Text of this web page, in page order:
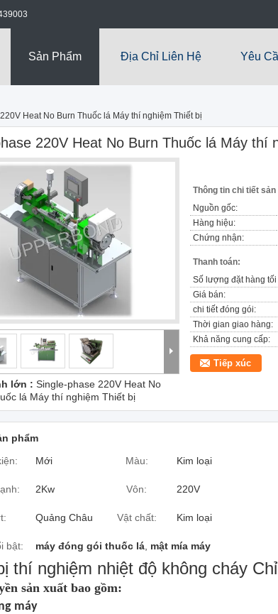
Sản Phẩm Địa Chỉ Liên Hệ Yêu
Heat No Burn Thuốc lá Máy thí nghiệm Thiết bị
220V Heat No Burn Thuốc lá Máy thí
lớn : Single-phase 220V Heat No
lá Máy thí nghiệm Thiết bị
Thông tin chi tiết sản
Nguồn gốc:
Hàng hiệu:
Chứng nhận:
Thanh toán:
Số lượng đặt hàng tối
Giá bán:
chi tiết đóng gói:
Thời gian giao hàng:
Khả năng cung cấp:
Tiếp xúc
phẩm
Mới Màu: Kim loại
2Kw Vôn: 220V
Quảng Châu Vật chất: Kim loại
bật: máy đóng gói thuốc lá mật mía máy
thí nghiệm nhiệt độ không cháy
sản xuất bao gồm:
máy